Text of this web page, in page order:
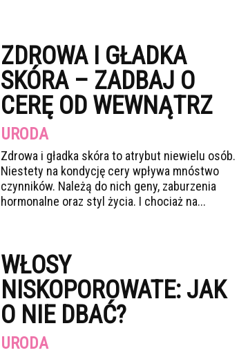
ZDROWA I GŁADKA
SKÓRA – ZADBAJ O
CERĘ OD WEWNĄTRZ
URODA
Zdrowa i gładka skóra to atrybut niewielu osób.
Niestety na kondycję cery wpływa mnóstwo
czynników. Należą do nich geny, zaburzenia
hormonalne oraz styl życia. I chociaż na...
WŁOSY
NISKOPOROWATE: JAK
O NIE DBAĆ?
URODA